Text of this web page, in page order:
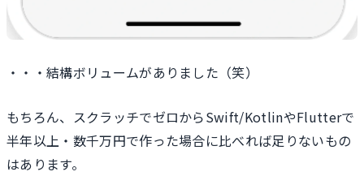
・・・結構ボリュームがありました（笑）
もちろん、スクラッチでゼロからSwift/KotlinやFlutterで
半年以上・数千万円で作った場合に比べれば足りないもの
はあります。